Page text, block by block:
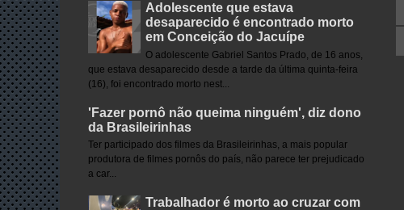
Adolescente que estava
desaparecido é encontrado morto
em Conceição do Jacuípe
O adolescente Gabriel Santos Prado, de 16 anos,
que estava desaparecido desde a tarde da última quinta-feira
(16), foi encontrado morto nest...
'Fazer pornô não queima ninguém', diz dono
da Brasileirinhas
Ter participado dos filmes da Brasileirinhas, a mais popular
produtora de filmes pornôs do país, não parece ter prejudicado
a car...
Trabalhador é morto ao cruzar com